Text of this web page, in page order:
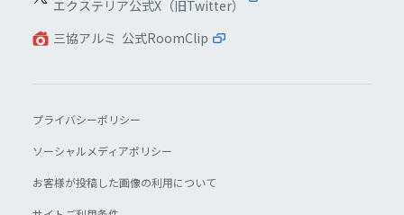
エクステリア公式X（旧Twitter）
三協アルミ 公式RoomClip
プライバシーポリシー
ソーシャルメディアポリシー
お客様が投稿した画像の利用について